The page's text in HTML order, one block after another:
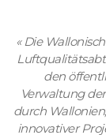
« Die
den
Verwaltung
durch
innovativer